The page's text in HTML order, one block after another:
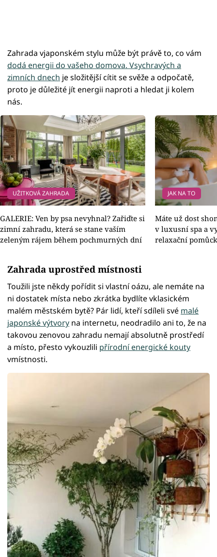
Zahrada vjaponském stylu může být právě to, co vám
dodá energii do vašeho domova. Vsychravých a
zimních dnech je složitější cítit se svěže a odpočatě,
proto je důležité jít energii naproti a hledat ji kolem
nás.
UŽITKOVÁ ZAHRADA
GALERIE: Ven by psa nevyhnal? Zařiďte si
zimní zahradu, která se stane vaším
zeleným rájem během pochmurných dní
JAK NA TO
Máte už dost
v luxusní spa a
relaxační
Zahrada uprostřed místnosti
Toužili jste někdy pořídit si vlastní oázu, ale nemáte na
ni dostatek místa nebo zkrátka bydlíte vklasickém
malém městském bytě? Pár lidí, kteří sdíleli své malé
japonské výtvory na internetu, neodradilo ani to, že na
takovou zenovou zahradu nemají absolutně prostředí
a místo, přesto vykouzlili přírodní energické kouty
vmístnosti.